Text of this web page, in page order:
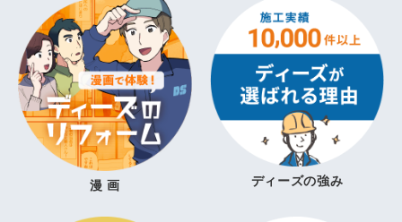
漫 画 ディーズの強み